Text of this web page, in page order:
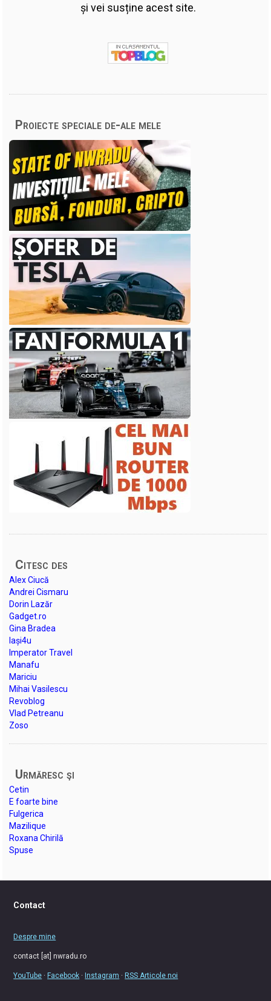
și vei susține acest site.
Proiecte speciale de-ale mele
Citesc des
Alex Ciucă
Andrei Cismaru
Dorin Lazăr
Gadget.ro
Gina Bradea
Iași4u
Imperator Travel
Manafu
Mariciu
Mihai Vasilescu
Revoblog
Vlad Petreanu
Zoso
Urmăresc şi
Cetin
E foarte bine
Fulgerica
Mazilique
Roxana Chirilă
Spuse
Contact
Despre mine
contact [at] nwradu.ro
YouTube ·Facebook ·Instagram ·RSS Articole noi